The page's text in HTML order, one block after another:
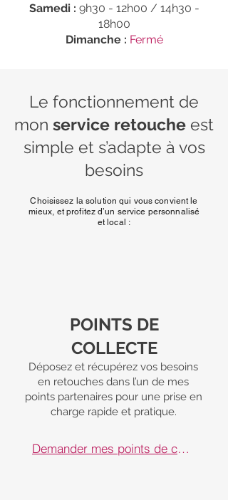
Samedi : 9h30 - 12h00 / 14h30 -
18h00
Dimanche : Fermé
Le fonctionnement de
mon service retouche est
simple et s’adapte à vos
besoins
Choisissez la solution qui vous convient le
mieux, et profitez d’un service personnalisé
et local :
POINTS DE
COLLECTE
Déposez et récupérez vos besoins
en retouches dans l’un de mes
points partenaires pour une prise en
charge rapide et pratique.
Demander mes points de collecte